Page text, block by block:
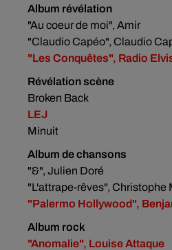
Album révélation
"Au coeur de moi", Amir
"Claudio Capéo", Claudio
"Les Conquêtes", Radio
Révélation scène
Broken Back
LEJ
Minuit
Album de chansons
"&", Julien Doré
"L'attrape-rêves", Christophe
"Palermo Hollywood",
Album rock
"Anomalie", Louise Attaque